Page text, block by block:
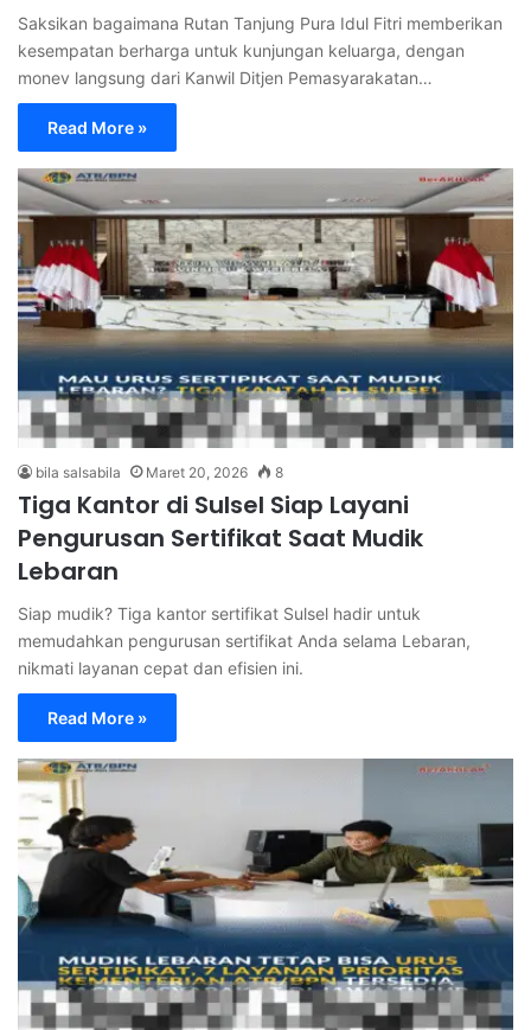
Saksikan bagaimana Rutan Tanjung Pura Idul Fitri memberikan
kesempatan berharga untuk kunjungan keluarga, dengan
monev langsung dari Kanwil Ditjen Pemasyarakatan…
Read More »
bila salsabila Maret 20, 2026 8
Tiga Kantor di Sulsel Siap Layani
Pengurusan Sertifikat Saat Mudik
Lebaran
Siap mudik? Tiga kantor sertifikat Sulsel hadir untuk
memudahkan pengurusan sertifikat Anda selama Lebaran,
nikmati layanan cepat dan efisien ini.
Read More »